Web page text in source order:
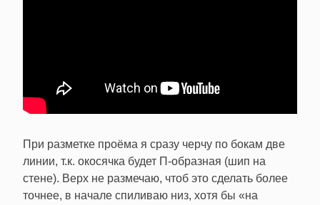
При разметке проёма я сразу черчу по бокам две
линии, т.к. окосячка будет П-образная (шип на
стене). Верх не размечаю, чтоб это сделать более
точнее, в начале спиливаю низ, хотя бы «на